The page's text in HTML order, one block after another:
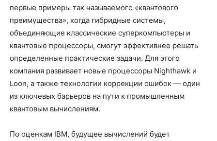
первые примеры так называемого «квантового
преимущества», когда гибридные системы,
объединяющие классические суперкомпьютеры и
квантовые процессоры, смогут эффективнее решать
определенные практические задачи. Для этого
компания развивает новые процессоры Nighthawk и
Loon, а также технологии коррекции ошибок — один
из ключевых барьеров на пути к промышленным
квантовым вычислениям.
По оценкам IBM, будущее вычислений будет